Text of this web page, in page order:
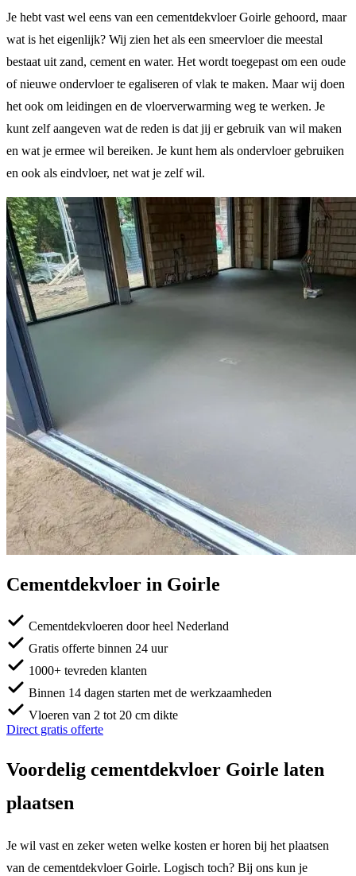
Je hebt vast wel eens van een cementdekvloer Goirle gehoord, maar
wat is het eigenlijk? Wij zien het als een smeervloer die meestal
bestaat uit zand, cement en water. Het wordt toegepast om een oude
of nieuwe ondervloer te egaliseren of vlak te maken. Maar wij doen
het ook om leidingen en de vloerverwarming weg te werken. Je
kunt zelf aangeven wat de reden is dat jij er gebruik van wil maken
en wat je ermee wil bereiken. Je kunt hem als ondervloer gebruiken
en ook als eindvloer, net wat je zelf wil.
Cementdekvloer in Goirle
Cementdekvloeren door heel Nederland
Gratis offerte binnen 24 uur
1000+ tevreden klanten
Binnen 14 dagen starten met de werkzaamheden
Vloeren van 2 tot 20 cm dikte
Direct gratis offerte
Voordelig cementdekvloer Goirle laten
plaatsen
Je wil vast en zeker weten welke kosten er horen bij het plaatsen
van de cementdekvloer Goirle. Logisch toch? Bij ons kun je